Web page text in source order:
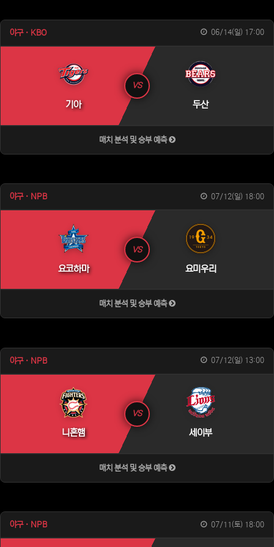
야구 · KBO 06/14(일) 17:00
기아
VS
두산
매치 분석 및 승부 예측
야구 · NPB 07/12(일) 18:00
요코하마
VS
요미우리
매치 분석 및 승부 예측
야구 · NPB 07/12(일) 13:00
니혼햄
VS
세이부
매치 분석 및 승부 예측
야구 · NPB 07/11(토) 18:00